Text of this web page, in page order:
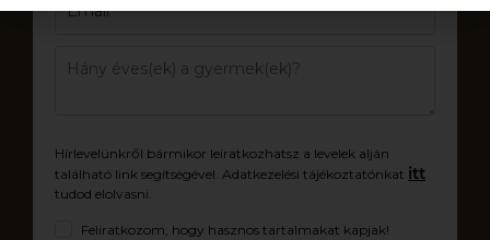
Hírlevelünkről bármikor leiratkozhatsz a levelek alján
található link segítségével. Adatkezelési tájékoztatónkat itt
tudod elolvasni.
Feliratkozom, hogy hasznos tartalmakat kapjak!